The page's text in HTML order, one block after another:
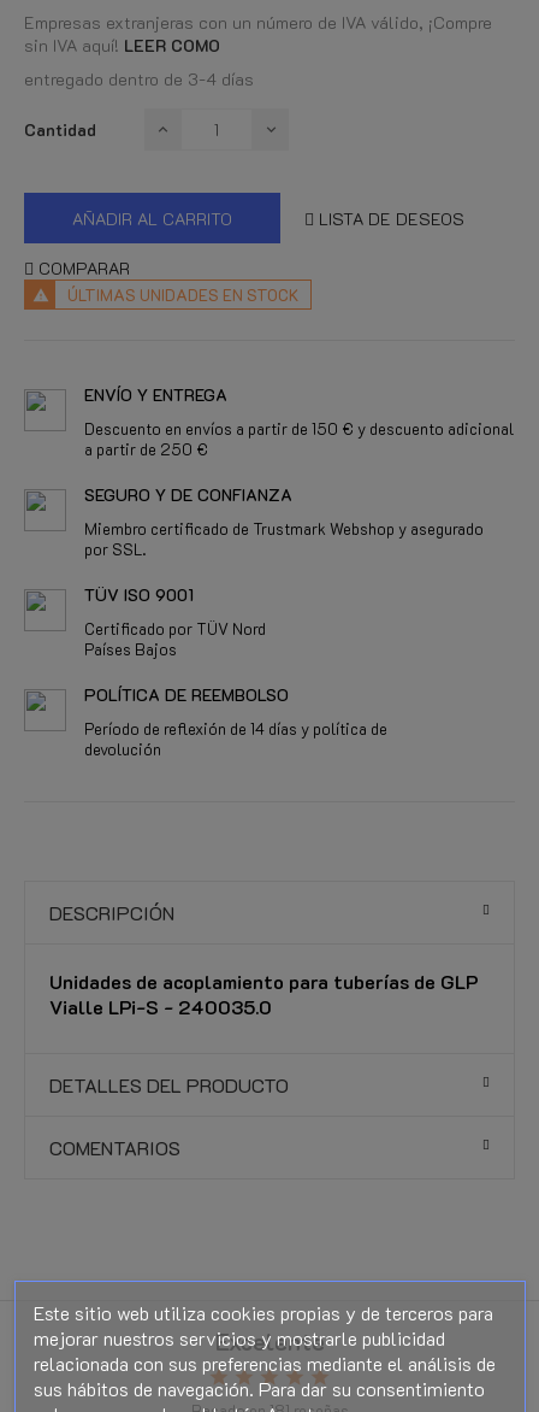
Empresas extranjeras con un número de IVA válido, ¡Compre
sin IVA aquí! LEER COMO
entregado dentro de 3-4 días
Cantidad
AÑADIR AL CARRITO LISTA DE DESEOS
COMPARAR
ÚLTIMAS UNIDADES EN STOCK
ENVÍO Y ENTREGA
Descuento en envíos a partir de 150 € y descuento adicional
a partir de 250 €
SEGURO Y DE CONFIANZA
Miembro certificado de Trustmark Webshop y asegurado
por SSL.
TÜV ISO 9001
Certificado por TÜV Nord
Países Bajos
POLÍTICA DE REEMBOLSO
Período de reflexión de 14 días y política de
devolución
DESCRIPCIÓN
Unidades de acoplamiento para tuberías de GLP
Vialle LPi-S - 240035.0
DETALLES DEL PRODUCTO
COMENTARIOS
Excelente
star star star star star
Este sitio web utiliza cookies propias y de terceros para
mejorar nuestros servicios y mostrarle publicidad
relacionada con sus preferencias mediante el análisis de
sus hábitos de navegación. Para dar su consentimiento